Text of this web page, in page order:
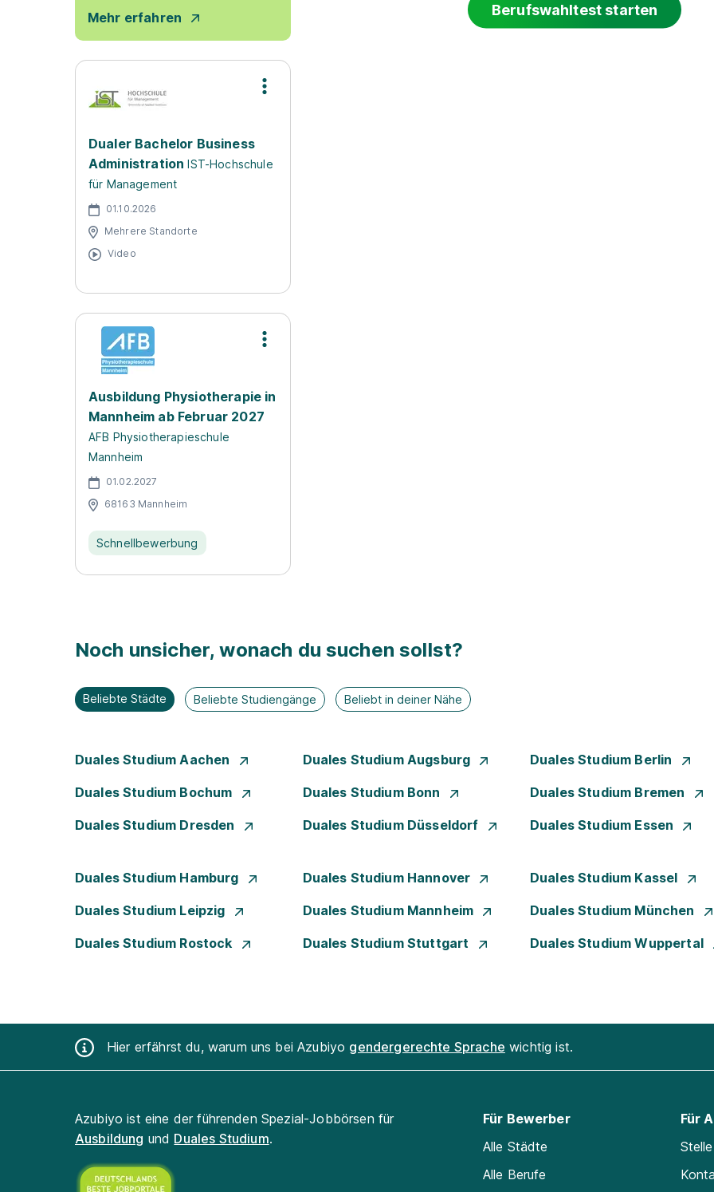
Mehr erfahren
Dualer Bachelor Business
Administration IST-Hochschule
für Management
01.10.2026
Mehrere Standorte
Video
Ausbildung Physiotherapie in
Mannheim ab Februar 2027
AFB Physiotherapieschule
Mannheim
01.02.2027
68163 Mannheim
Schnellbewerbung
Berufswahltest starten
Noch unsicher, wonach du suchen sollst?
Beliebte Städte Beliebte Studiengänge Beliebt in deiner Nähe
Duales Studium Aachen Duales Studium Augsburg Duales Studium Berlin
Duales Studium Bochum Duales Studium Bonn Duales Studium Bremen
Duales Studium Dresden Duales Studium Düsseldorf Duales Studium Essen
Duales Studium Hamburg Duales Studium Hannover Duales Studium Kassel
Duales Studium Leipzig Duales Studium Mannheim Duales Studium München
Duales Studium Rostock Duales Studium Stuttgart Duales Studium Wuppertal
Hier erfährst du, warum uns bei Azubiyo gendergerechte Sprache wichtig ist.
Azubiyo ist eine der führenden Spezial-Jobbörsen für
Ausbildung und Duales Studium.
Für Bewerber
Alle Städte
Alle Berufe
Für